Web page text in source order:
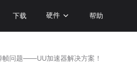
下载 硬件 帮助
帧问题——UU加速器解决方案！